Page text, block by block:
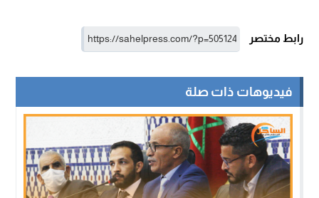
رابط مختصر
فيديوهات ذات صلة